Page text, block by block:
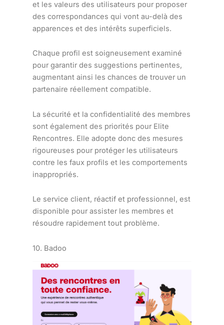
et les valeurs des utilisateurs pour proposer
des correspondances qui vont au-delà des
apparences et des intérêts superficiels.
Chaque profil est soigneusement examiné
pour garantir des suggestions pertinentes,
augmentant ainsi les chances de trouver un
partenaire réellement compatible.
La sécurité et la confidentialité des membres
sont également des priorités pour Elite
Rencontres. Elle adopte donc des mesures
rigoureuses pour protéger les utilisateurs
contre les faux profils et les comportements
inappropriés.
Le service client, réactif et professionnel, est
disponible pour assister les membres et
résoudre rapidement tout problème.
10. Badoo